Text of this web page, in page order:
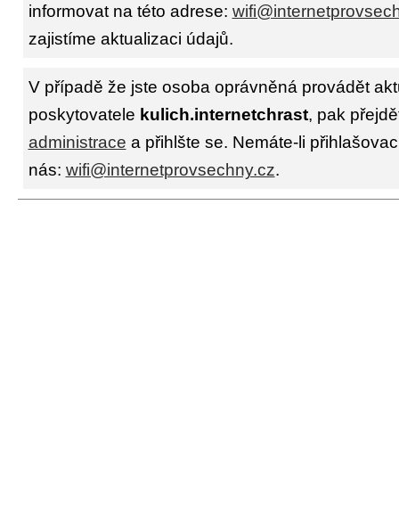
informovat na této adrese:
zajistíme aktualizaci údajů.
V případě že jste osoba oprávněná provádět
poskytovatele kulich.internetchrast, pak
administrace a přihlšte se. Nemáte-li
nás: wifi@internetprovsechny.cz.